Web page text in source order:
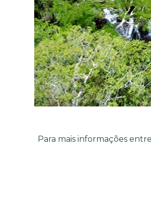
Para mais informações